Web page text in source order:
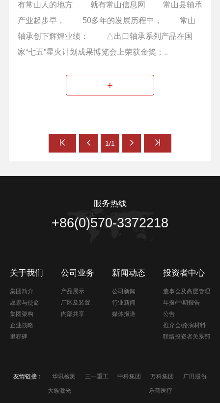
有常山人的地方 就有常山信息网 常山县轴承
产业起步早， 50多年的发展历程中， 常山
轴承创下辉煌业绩： △出口轴承系列产品在国
家“七五”星火计划成果博览会上荣获金奖；..
+
1/1
服务热线
+86(0)570-3372218
关于我们
集团简介
愿景与使命
集团架构
企业战略
里程碑
公司业务
产品展示
厂区及装置
内部共享
新闻动态
公司新闻
行业新闻
媒体报道
投资者中心
董事会及高层管理
年报/中期报告
公告
推介会/路演材料
联络投资者关系部
友情链接： 华讯检测 三一重工 中科集团 万科集团 广田股份
大族激光 乐普医疗